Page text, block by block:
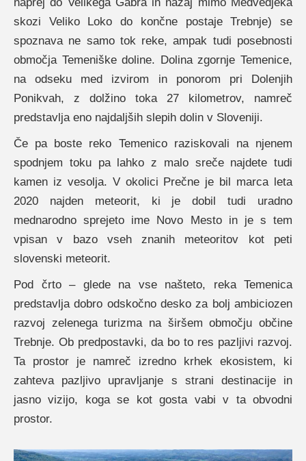
skozi Veliko Loko do končne postaje Trebnje) se
spoznava ne samo tok reke, ampak tudi posebnosti
območja Temeniške doline. Dolina zgornje Temenice,
na odseku med izvirom in ponorom pri Dolenjih
Ponikvah, z dolžino toka 27 kilometrov, namreč
predstavlja eno najdaljših slepih dolin v Sloveniji.
Če pa boste reko Temenico raziskovali na njenem
spodnjem toku pa lahko z malo sreče najdete tudi
kamen iz vesolja. V okolici Prečne je bil marca leta
2020 najden meteorit, ki je dobil tudi uradno
mednarodno sprejeto ime Novo Mesto in je s tem
vpisan v bazo vseh znanih meteoritov kot peti
slovenski meteorit.
Pod črto – glede na vse našteto, reka Temenica
predstavlja dobro odskočno desko za bolj ambiciozen
razvoj zelenega turizma na širšem območju občine
Trebnje. Ob predpostavki, da bo to res pazljivi razvoj.
Ta prostor je namreč izredno krhek ekosistem, ki
zahteva pazljivo upravljanje s strani destinacije in
jasno vizijo, koga se kot gosta vabi v ta obvodni
prostor.